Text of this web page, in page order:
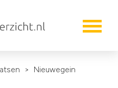
> Nieuwegein